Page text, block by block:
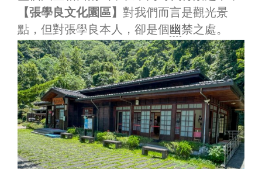
【張學良文化園區】 對我們而言是觀光景
點，但對張學良本人，卻是個幽禁之處。